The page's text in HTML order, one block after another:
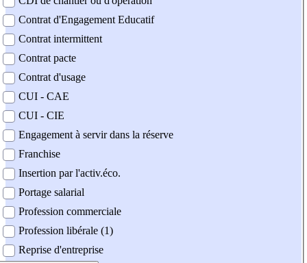
Contrat d'Engagement Educatif
Contrat intermittent
Contrat pacte
Contrat d'usage
CUI - CAE
CUI - CIE
Engagement à servir dans la réserve
Franchise
Insertion par l'activ.éco.
Portage salarial
Profession commerciale
Profession libérale (1)
Reprise d'entreprise